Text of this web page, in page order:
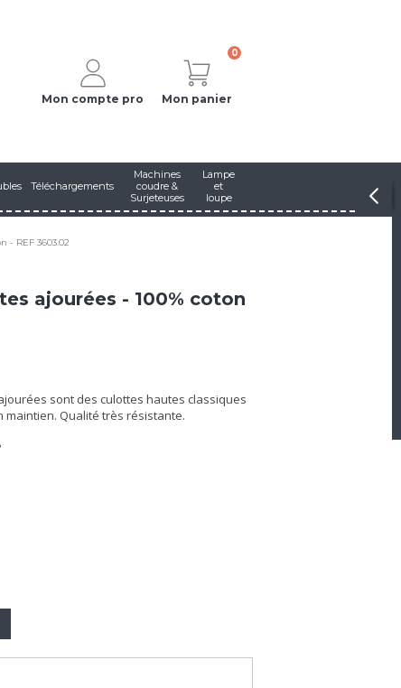
Mon compte pro
0
Mon panier
Téléchargements
Machines
coudre &
Surjeteuses
Lampe
et
loupe
- REF 3603.02
ajourées - 100% coton
sont des culottes hautes classiques
Qualité très résistante.